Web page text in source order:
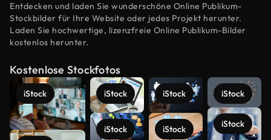
Entdecken und laden Sie wunderschöne Online Publikum-
Stockbilder für Ihre Website oder jedes Projekt herunter.
Laden Sie hochwertige, lizenzfreie Online Publikum-Bilder
kostenlos herunter.
Kostenlose Stockfotos
iStock iStock
iStock
iStock
iStock
iStock
iStock